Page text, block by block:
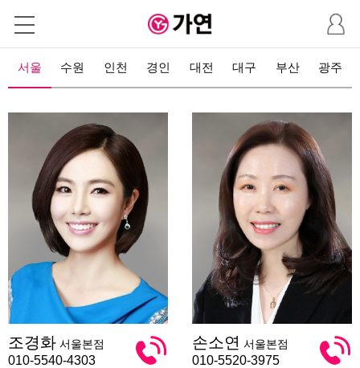
마
이
지
서울 수원 인천 경인 대전 대구 부산 광주
경
화
조경화 서울본점
010-5540-4303
소
연
손소연 서울본점
010-5520-3975